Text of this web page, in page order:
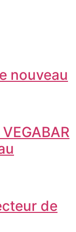
nouveau
de